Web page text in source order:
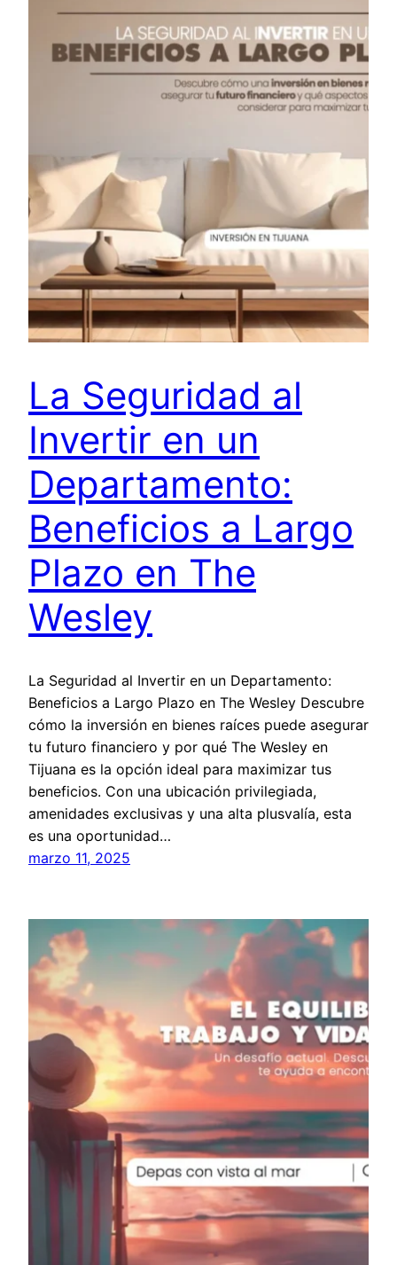
La Seguridad al
Invertir en un
Departamento:
Beneficios a Largo
Plazo en The
Wesley
La Seguridad al Invertir en un Departamento:
Beneficios a Largo Plazo en The Wesley​ Descubre
cómo la inversión en bienes raíces puede asegurar
tu futuro financiero y por qué The Wesley en
Tijuana es la opción ideal para maximizar tus
beneficios. Con una ubicación privilegiada,
amenidades exclusivas y una alta plusvalía, esta
es una oportunidad…
marzo 11, 2025